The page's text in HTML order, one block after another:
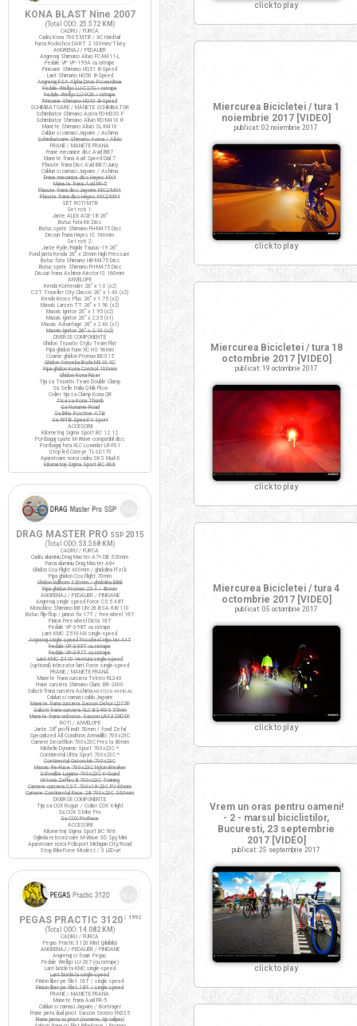
click to play
Miercurea Bicicletei / tura 1
noiembrie 2017 [VIDEO]
publicat: 02 noiembrie 2017
click to play
Miercurea Bicicletei / tura 18
octombrie 2017 [VIDEO]
publicat: 19 octombrie 2017
click to play
Miercurea Bicicletei / tura 4
octombrie 2017 [VIDEO]
publicat: 05 octombrie 2017
click to play
Vrem un oras pentru oameni!
- 2 - marsul biciclistilor,
Bucuresti, 23 septembrie
2017 [VIDEO]
publicat: 25 septembrie 2017
click to play
KONA BLAST Nine 2007
(Total ODO: 25.572 KM )
CADRU / FURCA
Cadru Kona 7005 MTB / XC Hardtail
Furca Rockshox DART 2 100mm/T.key
ANGRENAJ / PEDALIER
Angrenaj Shimano Alivio FC-M411-L
Pedale VP VP-199A cu ratrape
Pinioane Shimano HG51 8-Speed
Lant Shimano HG50 8-Speed
Angrenaj FSA Alpha Drive Powerdrive
Pedale Wellgo LU-C27G / ratrape
Pedale Wellgo LU-926 / ratrape
Pinioane Shimano HG40 8-Speed
SCHIMBATOARE / MANETE SCHIMBATOR
Schimbator Shimano Acera FD-M330 F
Schimbator Shimano Alivio RD-M410 R
Manete Shimano Alivio SL-M410
Cabluri si camasi Jagwire / Ashima
Schimbatoare Shimano Acera / Alivio
FRANE / MANETE FRANA
Frane mecanice disc Avid BB7
Manete frana Avid Speed Dial 7
Placute frana Disc Avid BB7/Juicy
Cabluri si camasi Jagwire / Ashima
Frane mecanice disc Hayes MX4
Manete frana Avid FR-5
Placute frana disc Jagwire MX2/MX4
Placute frana disc Hayes MX2/MX4
SET ROTI MTB
Set roti 1:
Jante ALEX ACE-18 26"
Butuc fata KK Disc
Butuc spate Shimano FH-M475 Disc
Discuri frana Hayes IS 160mm
Set roti 2:
Jante Ryde/Rigida Taurus-19 26"
Fond janta Kenda 26" x 20mm High Pressure
Butuc fata Shimano HB-M475 Disc
Butuc spate Shimano FH-M475 Disc
Discuri frana Ashima Airotor IS 160mm
ANVELOPE
Kenda Kontender 26" x 1.0 (x2)
CST Traveller City Classic 26" x 1.40 (x2)
Kenda Kross Plus 26" x 1.75 (x2)
Maxxis Larsen TT 26" x 1.90 (x2)
Maxxis Ignitor 26" x 1.95 (x2)
Maxxis Ignitor 26" x 2.35 (x1)
Maxxis Advantage 26" x 2.40 (x1)
Maxxis Ignitor 26" x 2.10 (x2)
DIVERSE COMPONENTE
Ghidon Truvativ Stylo Team Flat
Pipa ghidon Funn XC HS 90mm
Coarne ghidon Promax BE-315
Ghidon Amoeba Borla M310 XC
Pipa ghidon Kona Control 100mm
Ghidon Kona Riser
Tija sa Truvativ Team Double Clamp
Sa Selle Italia Q-bik Flow
Colier tija sa Clamp Kona QR
Tisa sa Kona Thumb
Sa Noname Road
Sa Bike Positive ATB
Sa WTB Speed V Sport
ACCESORII
Kilometraj Sigma Sport BC 12.12
Portbagaj spate M-Wave compatibil disc
Portbagaj fata XLC Lowrider LR-F01
Stop led Cateye TL-LD170
Aparatoare noroi cadru SKS Mud-X
Kilometraj Sigma Sport BC 906
DRAG MASTER PRO SSP 2015
(Total ODO: 53.568 KM )
CADRU / FURCA
Cadru aluminiu Drag Master A7+ DB 520mm
Furca aluminiu Drag Master A6+
Ghidon Cox Flight 400mm / ghidolina Fi'zi:k
Pipa ghidon Cox Flight 70mm
Ghidon bullhorn 420mm / ghidolina BBB
Pipa ghidon Promax 25.4 / 80mm
ANGRENAJ / PEDALIER / PINIOANE
Angrenaj single speed Force C5.5 48T
Monobloc Shimano BB UN-26 BSA 68/110
Butuc flip-flop / pinion fix 17T / freewheel 16T
Pinion Freewheel Dicta 16T
Pedale VP-398T cu ratrape
Lant KMC Z510-HX single-speed
Angrenaj single speed Prowheel Hipster 44T
Pedale VP-399T cu ratrape
Pedale VP-397T cu ratrape
Lant KMC Z410 Ventura single-speed
(optional) Intinzator lant Force single-speed
FRANE / MANETE FRANA
Manete frana cursiera Tektro RL340
Frane cursiera Shimano Claris BR-2400
Saboti frana cursiera AshimaARS72CR-M-HU-AL
Cabluri si camasi cablu Jagwire
Manete frana cursiera Saccon Dekor LD77P
Saboti frana cursiera XLC BS-R05 55mm
Manete frana ciclocros Saccon LRA329D4P
ROTI / ANVELOPE
Jante 28" profil inalt 50mm / fond Zefal
Specialized All Condition Armadillo 700x23C
Camere Decathlon 700x23C Presta 80mm
Michelin Dynamic Sport 700x23C *
Continental Ultra Sport 700x23C *
Continental Gatorskin 700x23C
Maxxis Re-Fuse 700x23C Nylon Breaker
Schwalbe Lugano 700x23C K-Guard
Vittoria Zaffiro III 700x23C Training
Camere cursiera CST 700x19-23C FV 60mm
Camere Continental Race 28 700x23C S60mm
DIVERSE COMPONENTE
Tija sa COX Rogue / Colier COX X-light
Sa COX Strike Pro
Sa COX ProRace
ACCESORII
Kilometraj Sigma Sport BC 906
Oglinda retrovizoare M-Wave 3D Spy Mini
Aparatoare noroi Polisport Michigan City/Road
Stop BikeForce Modest / 3 LED-uri
PEGAS PRACTIC 3120/ 1992
(Total ODO: 14.082 KM )
CADRU / FURCA
Pegas Practic 3120 Mixt (pliabila)
ANGRENAJ / PEDALIER / PINIOANE
Angrenaj si foaie Pegas
Pedale Wellgo LU-207 (cu ratrape)
Lant bicicleta KMC single-speed
Lant bicicleta single-speed
Pinion liber pe filet 16T / single speed
Pinion liber pe filet 18T / single speed
FRANE / MANETE FRANA
Manete frana Avid FR-5
Cabluri si camasi Jagwire / Bontrager
Frane janta dual pivot Saccon Sencro FN335
Frane janta cu pivot (noname, tip caliper)